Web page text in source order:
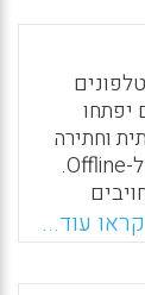
יפתחו
וחתירה
לפתרון בעיות וילמדו לאזן בין אונליין ל-Offline.
וחברתיות
קראו עוד...